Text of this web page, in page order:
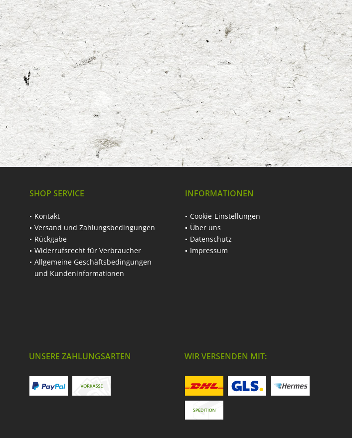
SHOP SERVICE
Kontakt
Versand und Zahlungsbedingungen
Rückgabe
Widerrufsrecht für Verbraucher
Allgemeine Geschäftsbedingungen
und Kundeninformationen
INFORMATIONEN
Cookie-Einstellungen
Über uns
Datenschutz
Impressum
UNSERE ZAHLUNGSARTEN WIR VERSENDEN MIT: